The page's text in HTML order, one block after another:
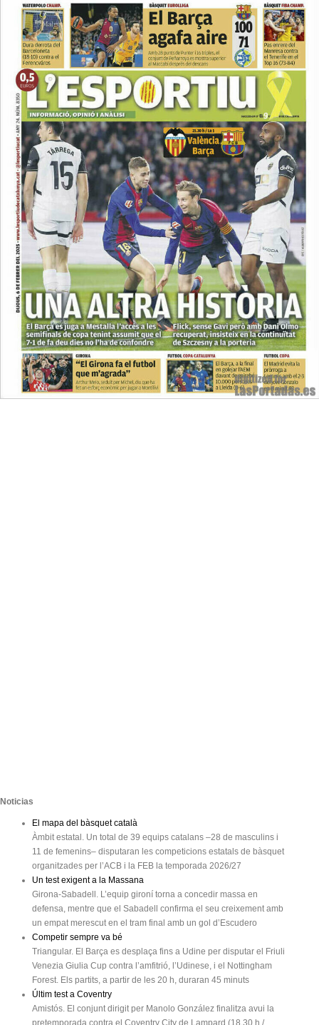
Noticias
El mapa del bàsquet català
Àmbit estatal. Un total de 39 equips catalans –28 de masculins i
11 de femenins– disputaran les competicions estatals de bàsquet
organitzades per l’ACB i la FEB la temporada 2026/27
Un test exigent a la Massana
Girona-Sabadell. L’equip gironí torna a concedir massa en
defensa, mentre que el Sabadell confirma el seu creixement amb
un empat merescut en el tram final amb un gol d’Escudero
Competir sempre va bé
Triangular. El Barça es desplaça fins a Udine per disputar el Friuli
Venezia Giulia Cup contra l’amfitrió, l’Udinese, i el Nottingham
Forest. Els partits, a partir de les 20 h, duraran 45 minuts
Últim test a Coventry
Amistós. El conjunt dirigit per Manolo González finalitza avui la
pretemporada contra el Coventry City de Lampard (18.30 h /